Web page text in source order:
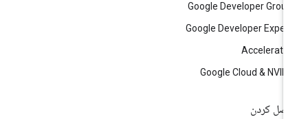
Google Developer
Google Developer
Google Cloud &
کردن